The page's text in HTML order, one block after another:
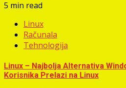
5 min read
Linux
Računala
Tehnologija
Linux – Najbolja Alternativa
Korisnika Prelazi na Linux